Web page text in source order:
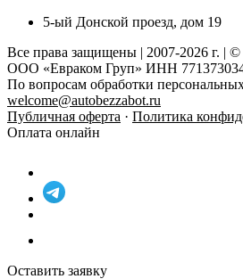
5-ый Донской проезд, дом 19
Все права защищены | 2007-2026 г. |
ООО «Евраком Груп» ИНН
По вопросам обработки
welcome@autobezzabot.ru
Публичная оферта · Политика
Оплата онлайн
Оставить заявку